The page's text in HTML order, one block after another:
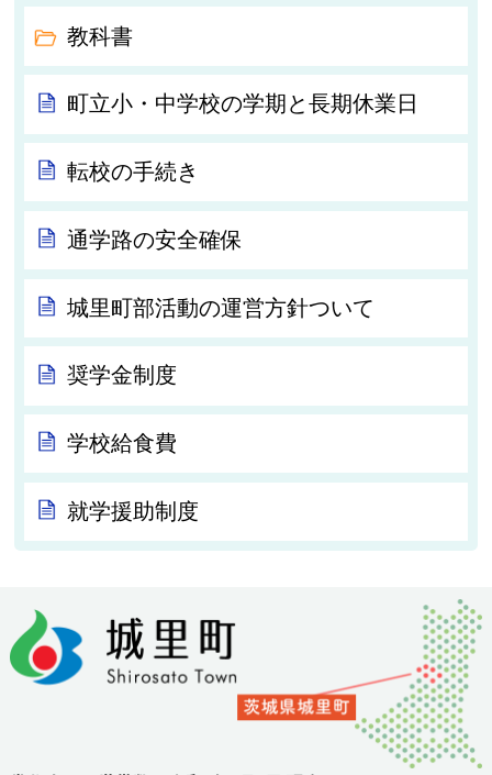
教科書
町立小・中学校の学期と長期休業日
転校の手続き
通学路の安全確保
城里町部活動の運営方針ついて
奨学金制度
学校給食費
就学援助制度